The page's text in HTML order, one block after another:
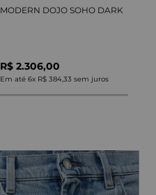
MODERN DOJO SOHO DARK
R$ 2.306,00
Em até 6x R$ 384,33 sem juros